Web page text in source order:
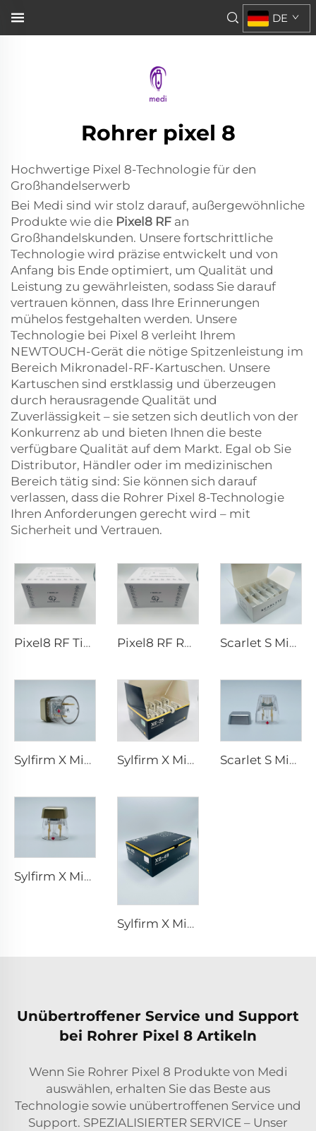
an Großhandelskunden anzubieten...">
DE
Rohrer pixel 8
Hochwertige Pixel 8-Technologie für den
Großhandelserwerb
Bei Medi sind wir stolz darauf, außergewöhnliche
Produkte wie die Pixel8 RF an
Großhandelskunden. Unsere fortschrittliche
Technologie wird präzise entwickelt und von
Anfang bis Ende optimiert, um Qualität und
Leistung zu gewährleisten, sodass Sie darauf
vertrauen können, dass Ihre Erinnerungen
mühelos festgehalten werden. Unsere
Technologie bei Pixel 8 verleiht Ihrem
NEWTOUCH-Gerät die nötige Spitzenleistung im
Bereich Mikronadel-RF-Kartuschen. Unsere
Kartuschen sind erstklassig und überzeugen
durch herausragende Qualität und
Zuverlässigkeit – sie setzen sich deutlich von der
Konkurrenz ab und bieten Ihnen die beste
verfügbare Qualität auf dem Markt. Egal ob Sie
Distributor, Händler oder im medizinischen
Bereich tätig sind: Sie können sich darauf
verlassen, dass die Rohrer Pixel 8-Technologie
Ihren Anforderungen gerecht wird – mit
Sicherheit und Vertrauen.
Pixel8 RF Tipps Pixel8 RF Rohrer Aesthetic 25 49 64 Spitzen Scarlet S Microneedling RF-Bipolar-Elektroden Verbrauchsspitze 25-Pin
Sylfirm X Microneedling RF-Spitzen X-25 Sylfirm X Microneedling RF-Spitzen XE-25 Scarlet S Microneedling RF-Bipolar-Elektroden Verbrauchsspitze 25-Pin
Sylfirm X Microneedling RF-Hautpflege Sylfirm X Spitzen X-25
Sylfirm X Microneedling RF-Hautpflege Sylfirm X Spitzen XB-49
Unübertroffener Service und Support
bei Rohrer Pixel 8 Artikeln
Wenn Sie Rohrer Pixel 8 Produkte von Medi
auswählen, erhalten Sie das Beste aus
Technologie sowie unübertroffenen Service und
Support. SPEZIALISIERTER SERVICE – Unser